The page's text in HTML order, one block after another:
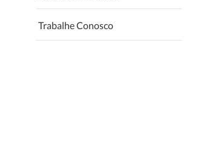
Trabalhe Conosco